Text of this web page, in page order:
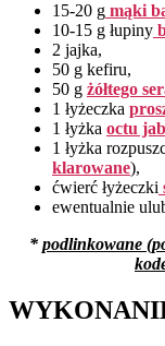
15-20 g mąki
10-15 g łupiny
2 jajka,
50 g kefiru,
50 g żółtego
1 łyżeczka
1 łyżka octu
1 łyżka
klarowane),
ćwierć łyżeczki
ewentualnie
* podlinkowane